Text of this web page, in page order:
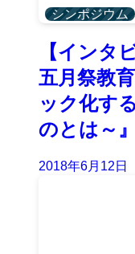
シンポジウム
【インタ
五月祭教
ック化す
のとは～』
2018年6月12日